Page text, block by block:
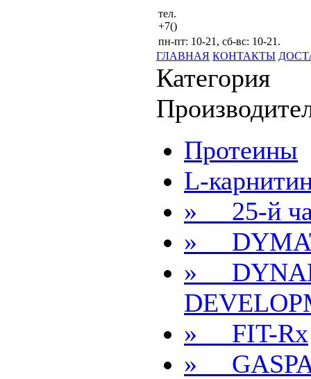
тел.
+7()
пн-пт: 10-21, сб-вс: 10-21.
ГЛАВНАЯ КОНТАКТЫ
Категория
Протеины
L-
» 25-й
»
»
» FIT-Rx
»